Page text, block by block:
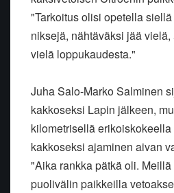
"Tarkoitus olisi opetella
niksejä, nähtäväksi jää
vielä loppukaudesta."
Juha Salo-Marko Salminen
kakkoseksi Lapin jälkeen,
kilometrisellä
kakkoseksi ajaminen aivan
"Aika rankka pätkä oli.
puolivälin paikkeilla